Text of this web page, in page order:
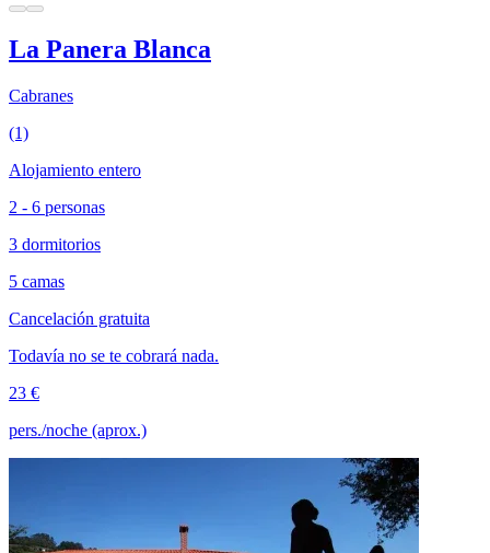
La Panera Blanca
Cabranes
(1)
Alojamiento entero
2 - 6 personas
3 dormitorios
5 camas
Cancelación gratuita
Todavía no se te cobrará nada.
23 €
pers./noche (aprox.)